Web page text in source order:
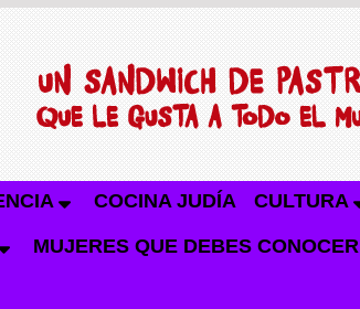
COCINA JUDÍA CULTURA
MUJERES QUE DEBES CONOCER